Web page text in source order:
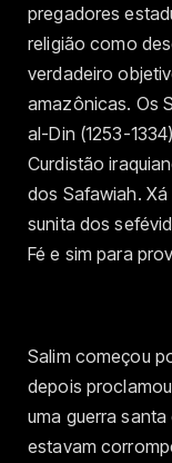
pregadores
religião como
verdadeiro
amazônicas. Os
al-Din (1253-
Curdistão
dos Safawiah.
sunita dos
Fé e sim para
Salim começou
depois
uma guerra
estavam